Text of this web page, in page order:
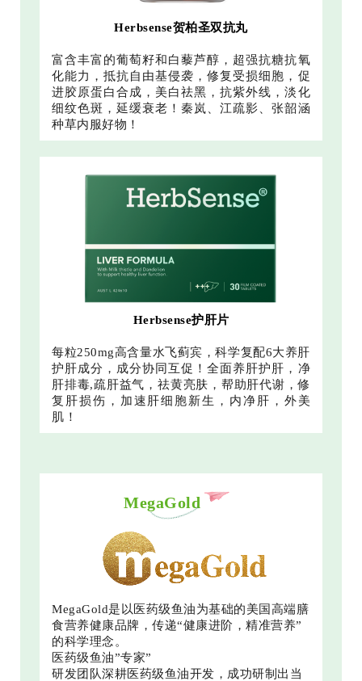
Herbsense贺柏圣双抗丸
富含丰富的葡萄籽和白藜芦醇，超强抗糖抗氧
化能力，抵抗自由基侵袭，修复受损细胞，促
进胶原蛋白合成，美白祛黑，抗紫外线，淡化
细纹色斑，延缓衰老！秦岚、江疏影、张韶涵
种草内服好物！
Herbsense护肝片
每粒250mg高含量水飞蓟宾，科学复配6大养肝
护肝成分，成分协同互促！全面养肝护肝，净
肝排毒,疏肝益气，祛黄亮肤，帮助肝代谢，修
复肝损伤，加速肝细胞新生，内净肝，外美
肌！
MegaGold
MegaGold是以医药级鱼油为基础的美国高端膳
食营养健康品牌，传递“健康进阶，精准营养”
的科学理念。
医药级鱼油”专家”
研发团队深耕医药级鱼油开发，成功研制出当